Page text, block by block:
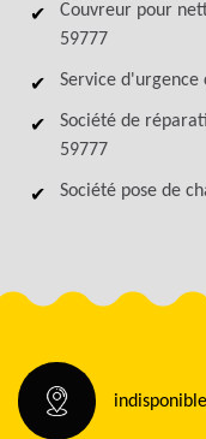
Couvreur pour
59777
Service
Société de
59777
Société pose de
indisponible